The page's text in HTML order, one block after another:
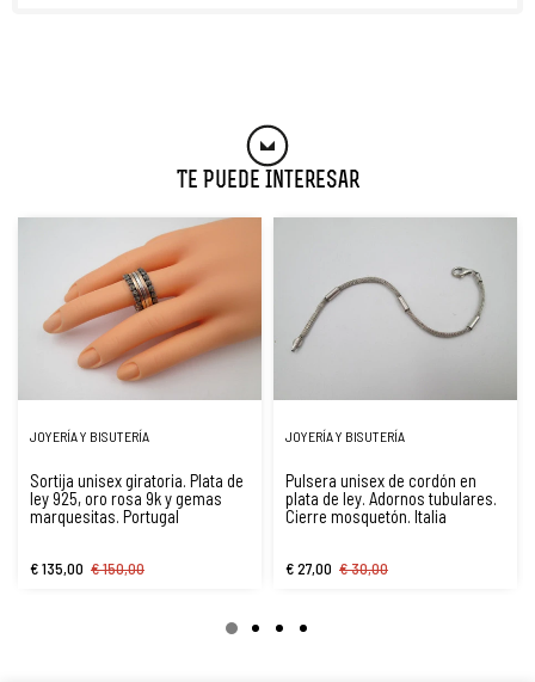
Te Puede Interesar
JOYERÍA Y BISUTERÍA
Sortija unisex giratoria. Plata de
ley 925, oro rosa 9k y gemas
marquesitas. Portugal
€ 135,00 € 150,00
JOYERÍA Y BISUTERÍA
Pulsera unisex de cordón en
plata de ley. Adornos tubulares.
Cierre mosquetón. Italia
€ 27,00 € 30,00